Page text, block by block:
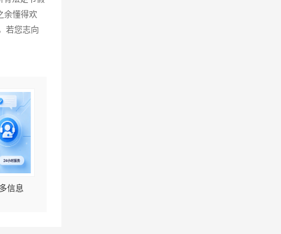
余懂得欢
若您志向
信息